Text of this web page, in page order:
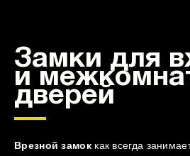
Замки для
и
дверей
Врезной замоккак всегда